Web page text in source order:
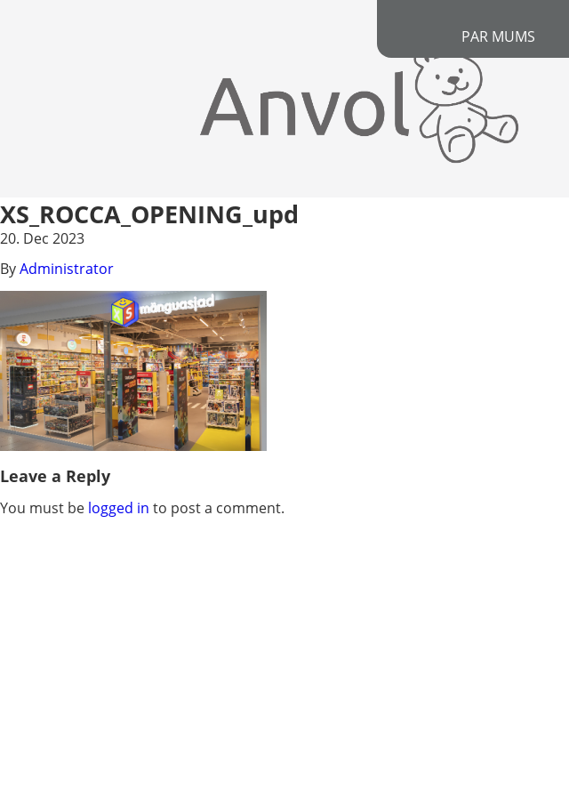
PAR MUMS
XS_ROCCA_OPENING_upd
20. Dec 2023
ByAdministrator
Leave a Reply
You must be logged in to post a comment.